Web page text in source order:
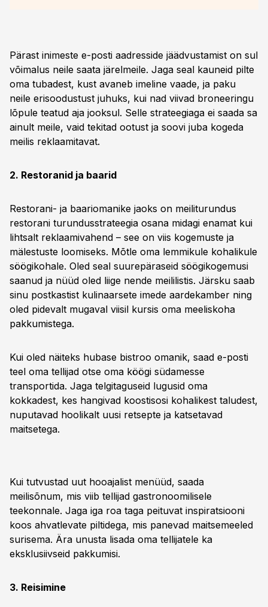
Pärast inimeste e-posti aadresside jäädvustamist on sul
võimalus neile saata järelmeile. Jaga seal kauneid pilte
oma tubadest, kust avaneb imeline vaade, ja paku
neile erisoodustust juhuks, kui nad viivad broneeringu
lõpule teatud aja jooksul. Selle strateegiaga ei saada sa
ainult meile, vaid tekitad ootust ja soovi juba kogeda
meilis reklaamitavat.
2. Restoranid ja baarid
Restorani- ja baariomanike jaoks on meiliturundus
restorani turundusstrateegia osana midagi enamat kui
lihtsalt reklaamivahend – see on viis kogemuste ja
mälestuste loomiseks. Mõtle oma lemmikule kohalikule
söögikohale. Oled seal suurepäraseid söögikogemusi
saanud ja nüüd oled liige nende meililistis. Järsku saab
sinu postkastist kulinaarsete imede aardekamber ning
oled pidevalt mugaval viisil kursis oma meeliskoha
pakkumistega.
Kui oled näiteks hubase bistroo omanik, saad e-posti
teel oma tellijad otse oma köögi südamesse
transportida. Jaga telgitaguseid lugusid oma
kokkadest, kes hangivad koostisosi kohalikest taludest,
nuputavad hoolikalt uusi retsepte ja katsetavad
maitsetega.
Kui tutvustad uut hooajalist menüüd, saada
meilisõnum, mis viib tellijad gastronoomilisele
teekonnale. Jaga iga roa taga peituvat inspiratsiooni
koos ahvatlevate piltidega, mis panevad maitsemeeled
surisema. Ära unusta lisada oma tellijatele ka
eksklusiivseid pakkumisi.
3. Reisimine